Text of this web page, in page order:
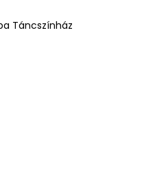
Táncszínház